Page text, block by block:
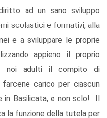
ad un sano sviluppo
scolastici e formativi, alla
e a sviluppare le proprie
appieno il proprio
noi adulti il compito di
carico per ciascun
in Basilicata, e non solo! Il
la funzione della tutela per